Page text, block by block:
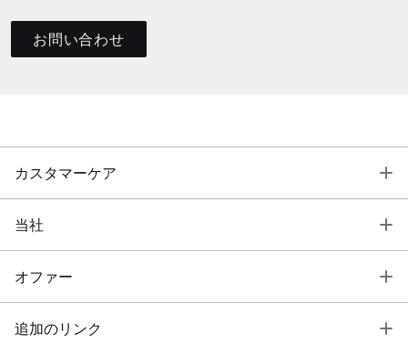
お問い合わせ
カスタマーケア
当社
オファー
追加のリンク